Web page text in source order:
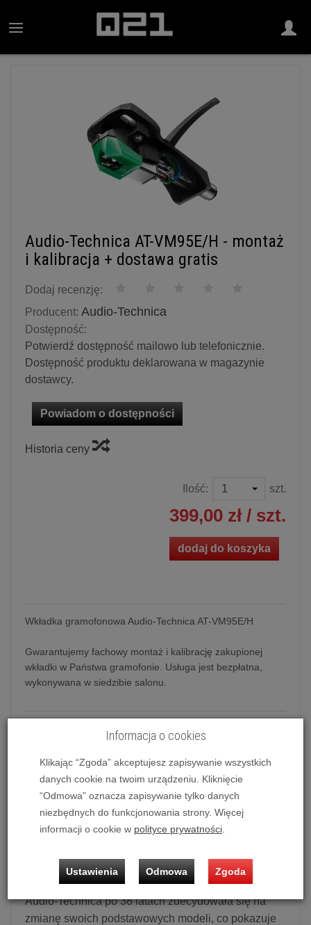
Audio-Technica AT-VM95E/H - montaż
i kalibracja + dostawa gratis
Dodaj recenzję:
Producent: Audio-Technica
Dostępność:
Potwierdź dostępność mailowo lub telefonicznie.
Dostępność produktu deklarowana w magazynie
dostawcy.
Powiadom o dostępności
Historia ceny
Ilość: szt.
399,00 zł / szt.
dodaj do koszyka
Wkładka gramofonowa Audio-Technica AT-VM95E/H
Gwarantujemy fachowy montaż i kalibrację zakupionej
wkładki w Państwa gramofonie. Usługa jest bezpłatna,
wykonywana w siedzibie salonu.
Audio-Technica od ponad 50 lat wyznacza kierunki
rozwoju w branży audio. Obecnie Audio-Technica
oferuje ogromną gamę wkładek gramofonowych,
które reprezentują wiele lat nieustających prac
badawczo-rozwojowych mających na celu
miłośników czarnej płyty.
Audio-Technica po 38 latach zdecydowała się na
zmianę swoich podstawowych modeli, co pokazuje
Informacja o cookies
Klikając “Zgoda” akceptujesz zapisywanie wszystkich
danych cookie na twoim urządzeniu. Kliknięcie
“Odmowa” oznacza zapisywanie tylko danych
niezbędnych do funkcjonowania strony. Więcej
informacji o cookie w polityce prywatności.
Ustawienia Odmowa Zgoda